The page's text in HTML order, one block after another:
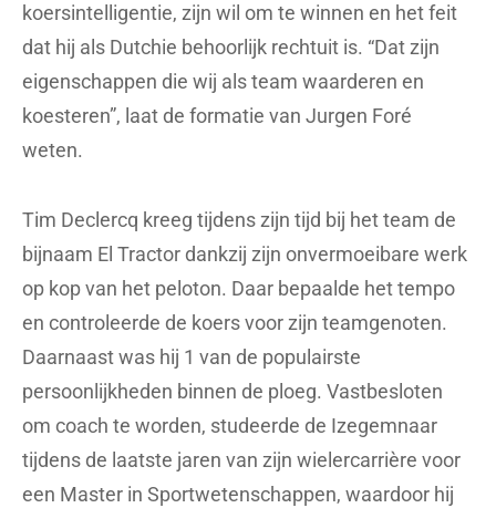
koersintelligentie, zijn wil om te winnen en het feit
dat hij als Dutchie behoorlijk rechtuit is. “Dat zijn
eigenschappen die wij als team waarderen en
koesteren”, laat de formatie van Jurgen Foré
weten.
Tim Declercq kreeg tijdens zijn tijd bij het team de
bijnaam El Tractor dankzij zijn onvermoeibare werk
op kop van het peloton. Daar bepaalde het tempo
en controleerde de koers voor zijn teamgenoten.
Daarnaast was hij 1 van de populairste
persoonlijkheden binnen de ploeg. Vastbesloten
om coach te worden, studeerde de Izegemnaar
tijdens de laatste jaren van zijn wielercarrière voor
een Master in Sportwetenschappen, waardoor hij